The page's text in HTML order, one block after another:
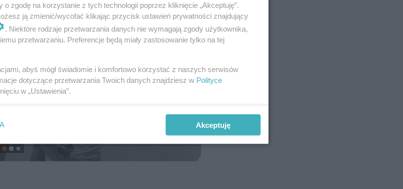
zgodę na korzystanie z tych technologii poprzez kliknięcie „Akceptuję”.
ją zmienić/wycofać klikając przycisk ustawień prywatności znajdujący
. Niektóre rodzaje przetwarzania danych nie wymagają zgody użytkownika,
przetwarzaniu. Preferencje będą miały zastosowanie tylko na tej
abyś mógł świadomie i komfortowo korzystać z naszych serwisów
dotyczące przetwarzania Twoich danych znajdziesz w Polityce
w „Ustawienia”.
Akceptuję